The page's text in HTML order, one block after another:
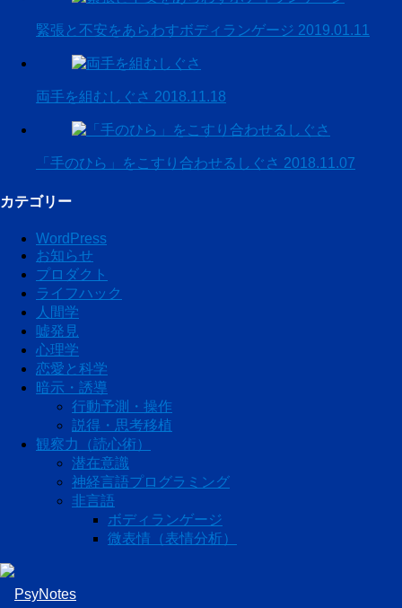
緊張と不安をあらわすボディランゲージ 2019.01.11
両手を組むしぐさ 2018.11.18
「手のひら」をこすり合わせるしぐさ 2018.11.07
カテゴリー
WordPress
お知らせ
プロダクト
ライフハック
人間学
嘘発見
心理学
恋愛と科学
暗示・誘導
行動予測・操作
説得・思考移植
観察力（読心術）
潜在意識
神経言語プログラミング
非言語
ボディランゲージ
微表情（表情分析）